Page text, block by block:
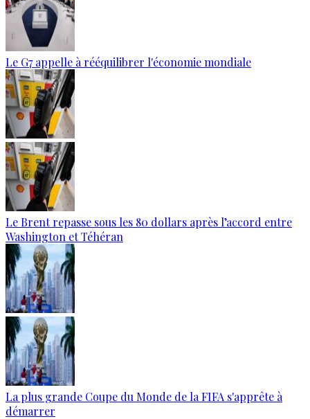
Le G7 appelle à rééquilibrer l'économie mondiale
Le Brent repasse sous les 80 dollars après l’accord entre
Washington et Téhéran
La plus grande Coupe du Monde de la FIFA s'apprête à
démarrer